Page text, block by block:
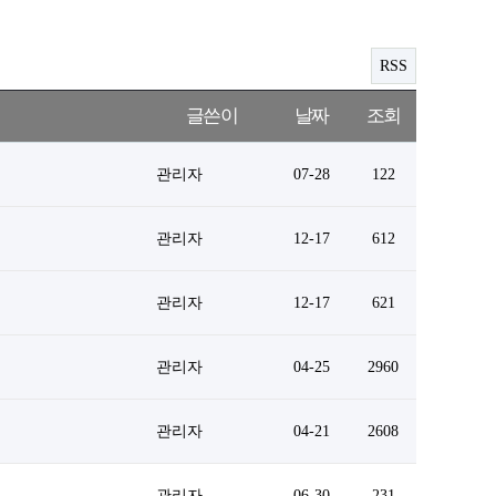
RSS
글쓴이 날짜 조회
관리자 07-28 122
관리자 12-17 612
관리자 12-17 621
관리자 04-25 2960
관리자 04-21 2608